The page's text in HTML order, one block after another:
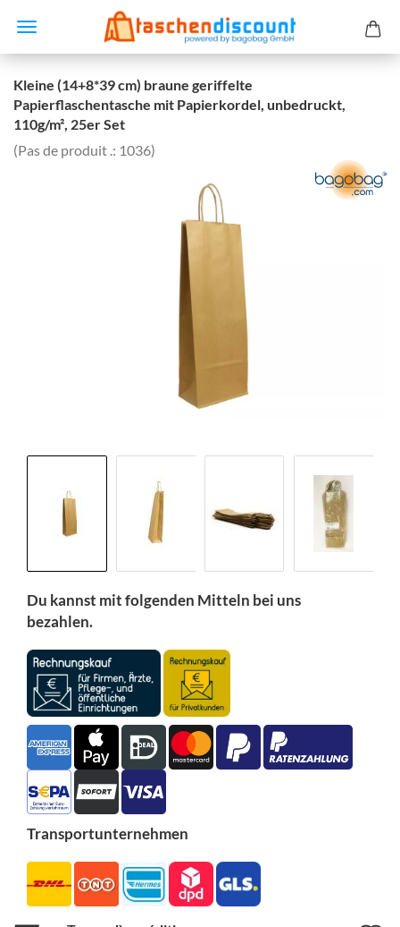
Kleine (14+8*39 cm) braune geriffelte
Papierflaschentasche mit Papierkordel, unbedruckt,
110g/m², 25er Set
(Pas de produit .: 1036)
Du kannst mit folgenden Mitteln bei uns
bezahlen.
Transportunternehmen